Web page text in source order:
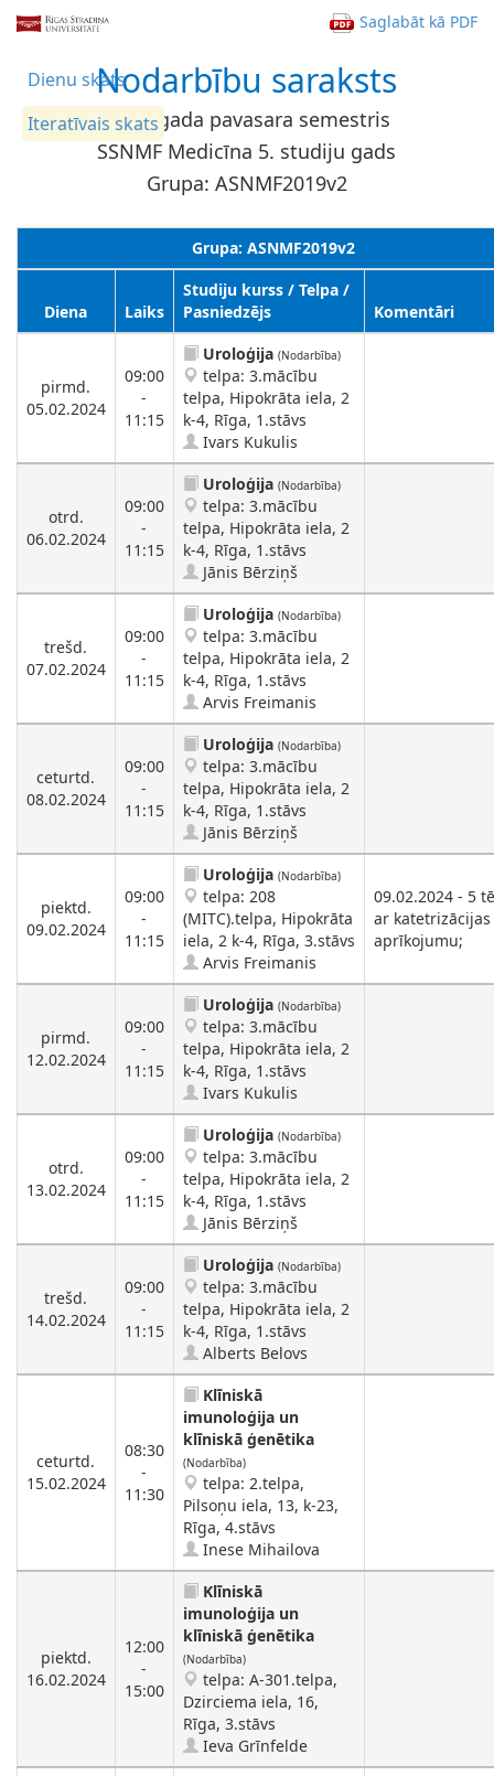
Saglabāt kā PDF
Dienu skats
Iteratīvais skats
Nodarbību saraksts
2024. gada pavasara semestris
SSNMF Medicīna 5. studiju gads
Grupa: ASNMF2019v2
Grupa: ASNMF2019v2
Diena Laiks
Studiju kurss / Telpa /
Pasniedzējs
Komentāri
pirmd.
05.02.2024
09:00
-
11:15
Uroloģija (Nodarbība)
telpa: 3.mācību
telpa, Hipokrāta iela, 2
k-4, Rīga, 1.stāvs
Ivars Kukulis
otrd.
06.02.2024
09:00
-
11:15
Uroloģija (Nodarbība)
telpa: 3.mācību
telpa, Hipokrāta iela, 2
k-4, Rīga, 1.stāvs
Jānis Bērziņš
trešd.
07.02.2024
09:00
-
11:15
Uroloģija (Nodarbība)
telpa: 3.mācību
telpa, Hipokrāta iela, 2
k-4, Rīga, 1.stāvs
Arvis Freimanis
ceturtd.
08.02.2024
09:00
-
11:15
Uroloģija (Nodarbība)
telpa: 3.mācību
telpa, Hipokrāta iela, 2
k-4, Rīga, 1.stāvs
Jānis Bērziņš
piektd.
09.02.2024
09:00
-
11:15
Uroloģija (Nodarbība)
telpa: 208
(MITC).telpa, Hipokrāta
iela, 2 k-4, Rīga, 3.stāvs
Arvis Freimanis
09.02.2024 - 5
ar katetrizācijas
aprīkojumu;
pirmd.
12.02.2024
09:00
-
11:15
Uroloģija (Nodarbība)
telpa: 3.mācību
telpa, Hipokrāta iela, 2
k-4, Rīga, 1.stāvs
Ivars Kukulis
otrd.
13.02.2024
09:00
-
11:15
Uroloģija (Nodarbība)
telpa: 3.mācību
telpa, Hipokrāta iela, 2
k-4, Rīga, 1.stāvs
Jānis Bērziņš
trešd.
14.02.2024
09:00
-
11:15
Uroloģija (Nodarbība)
telpa: 3.mācību
telpa, Hipokrāta iela, 2
k-4, Rīga, 1.stāvs
Alberts Belovs
ceturtd.
15.02.2024
08:30
-
11:30
Klīniskā
imunoloģija un
klīniskā ģenētika
(Nodarbība)
telpa: 2.telpa,
Pilsoņu iela, 13, k-23,
Rīga, 4.stāvs
Inese Mihailova
piektd.
16.02.2024
12:00
-
15:00
Klīniskā
imunoloģija un
klīniskā ģenētika
(Nodarbība)
telpa: A-301.telpa,
Dzirciema iela, 16,
Rīga, 3.stāvs
Ieva Grīnfelde